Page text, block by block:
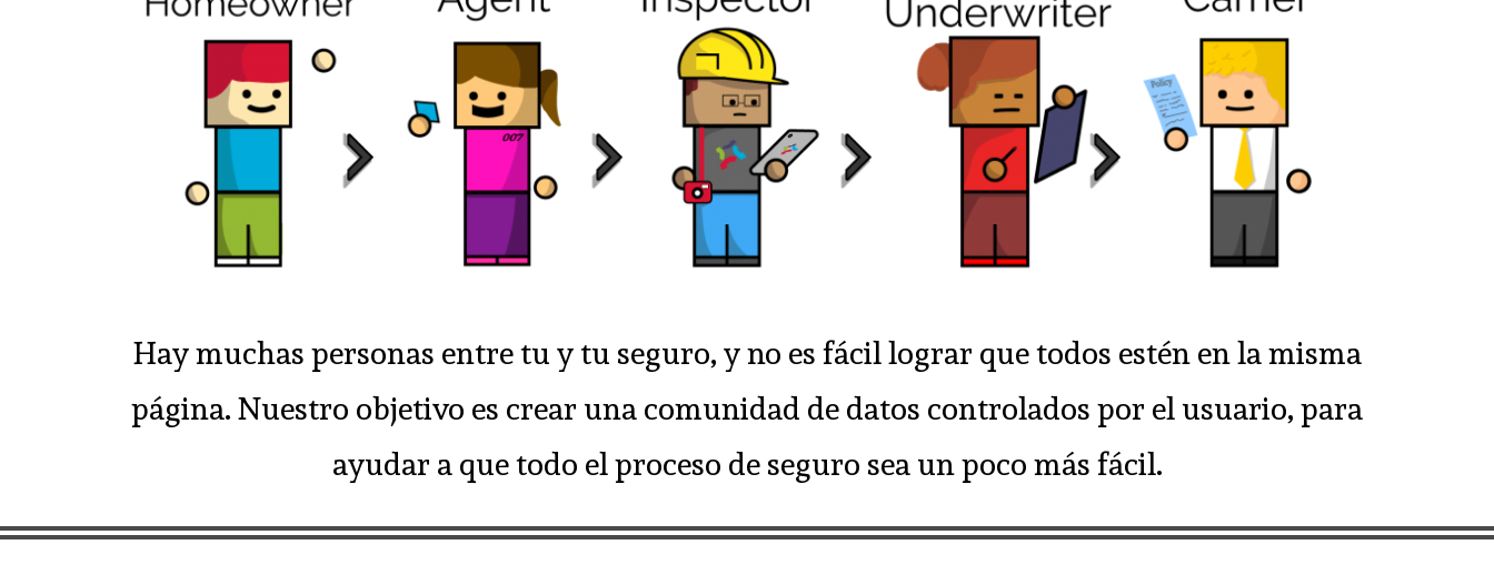
Hay muchas personas entre tu y tu seguro, y no es fácil lograr que todos estén en la misma
página. Nuestro objetivo es crear una comunidad de datos controlados por el usuario, para
ayudar a que todo el proceso de seguro sea un poco más fácil.